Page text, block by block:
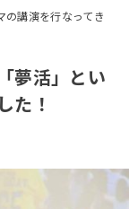
の講演を行なってき
夢活」とい
た！